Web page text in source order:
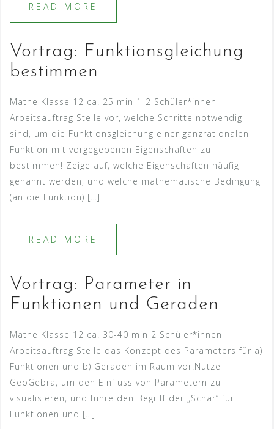
READ MORE
Vortrag: Funktionsgleichung
bestimmen
Mathe Klasse 12 ca. 25 min 1-2 Schüler*innen
Arbeitsauftrag Stelle vor, welche Schritte notwendig
sind, um die Funktionsgleichung einer ganzrationalen
Funktion mit vorgegebenen Eigenschaften zu
bestimmen! Zeige auf, welche Eigenschaften häufig
genannt werden, und welche mathematische Bedingung
(an die Funktion) […]
READ MORE
Vortrag: Parameter in
Funktionen und Geraden
Mathe Klasse 12 ca. 30-40 min 2 Schüler*innen
Arbeitsauftrag Stelle das Konzept des Parameters für a)
Funktionen und b) Geraden im Raum vor.Nutze
GeoGebra, um den Einfluss von Parametern zu
visualisieren, und führe den Begriff der „Schar“ für
Funktionen und […]